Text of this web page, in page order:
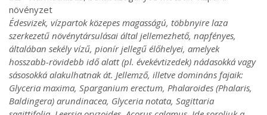
növényzet
Édesvizek, vízpartok közepes magasságú, többnyire laza
szerkezetű növénytársulásai által jellemezhető, napfényes,
általában sekély vízű, pionír jellegű élőhelyei, amelyek
hosszabb-rövidebb idő alatt (pl. évekévtizedek) nádasokká vagy
sásosokká alakulhatnak át. Jellemző, illetve domináns fajaik:
Glyceria maxima, Sparganium erectum, Phalaroides (Phalaris,
Baldingera) arundinacea, Glyceria notata, Sagittaria